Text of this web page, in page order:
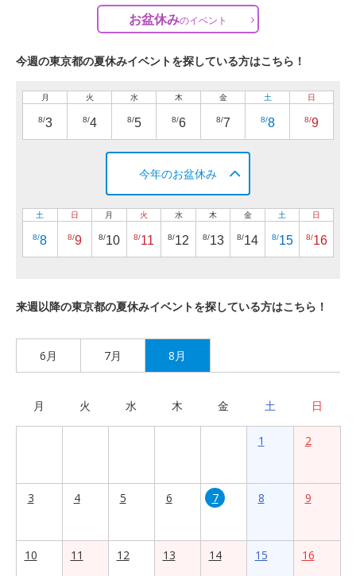
お盆休みのイベント
今週の東京都の夏休みイベントを探している方はこちら！
月
8/3
火
8/4
水
8/5
木
8/6
金
8/7
土
8/8
日
8/9
今年のお盆休み
土
8/8
日
8/9
月
8/10
火
8/11
水
8/12
木
8/13
金
8/14
土
8/15
日
8/16
来週以降の東京都の夏休みイベントを探している方はこちら！
6月 7月 8月
月 火 水 木 金 土 日
1 2
3 4 5 6 7 8 9
10
11
12
13
14
15
16